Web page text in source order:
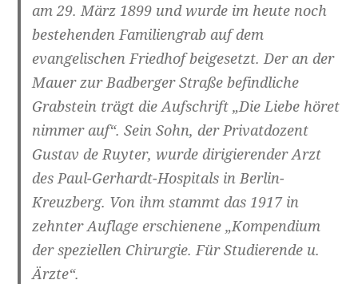
am 29. März 1899 und wurde im heute noch
bestehenden Familiengrab auf dem
evangelischen Friedhof beigesetzt. Der an der
Mauer zur Badberger Straße befindliche
Grabstein trägt die Aufschrift „Die Liebe höret
nimmer auf“. Sein Sohn, der Privatdozent
Gustav de Ruyter, wurde dirigierender Arzt
des Paul-Gerhardt-Hospitals in Berlin-
Kreuzberg. Von ihm stammt das 1917 in
zehnter Auflage erschienene „Kompendium
der speziellen Chirurgie. Für Studierende u.
Ärzte“.